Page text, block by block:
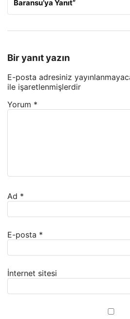
Baransu’ya Yanıt”
Bir yanıt yazın
E-posta adresiniz
ile işaretlenmişlerdir
Yorum *
Ad *
E-posta *
İnternet sitesi